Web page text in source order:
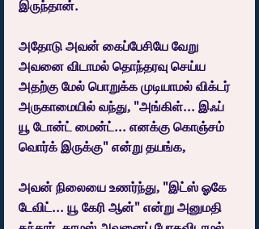
இருந்தான்.
அதோடு அவன் கைப்பேசியே வேறு
அவனை விடாமல் தொந்தரவு செய்ய
அதற்கு மேல் பொறுக்க முடியாமல் விக்டர்
அருகாமையில் வந்து, "அங்கிள்... இஃப்
யூ டோன்ட் மைன்ட்... எனக்கு கொஞ்சம்
வொர்க் இருக்கு" என்று தயங்க,
அவன் நிலையை உணர்ந்து, "இட்ஸ் ஓகே
டேவிட்... யூ கேரி ஆன்" என்று அனுமதி